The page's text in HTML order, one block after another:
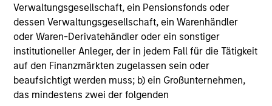
Verwaltungsgesellschaft, ein Pensionsfonds oder
dessen Verwaltungsgesellschaft, ein Warenhändler
oder Waren-Derivatehändler oder ein sonstiger
institutioneller Anleger, der in jedem Fall für die Tätigkeit
auf den Finanzmärkten zugelassen sein oder
beaufsichtigt werden muss; b) ein Großunternehmen,
das mindestens zwei der folgenden